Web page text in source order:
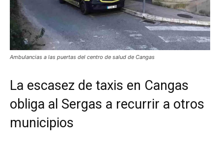
Ambulancias a las puertas del centro de salud de Cangas
La escasez de taxis en Cangas
obliga al Sergas a recurrir a otros
municipios